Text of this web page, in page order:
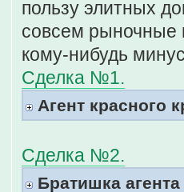
пользу элитных
совсем рыночные
кому-нибудь
Сделка №1.
Агент красного
Сделка №2.
Братишка агента